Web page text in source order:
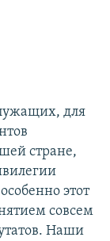
для
стране,
этот
совсем
Наши